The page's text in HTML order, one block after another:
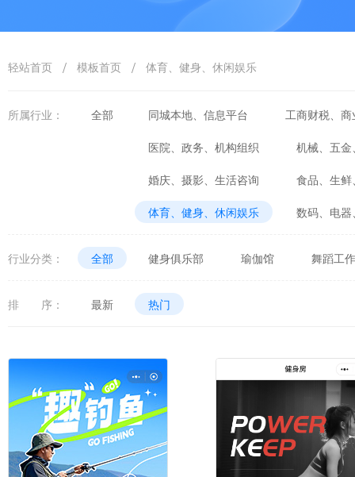
轻站首页 / 模板首页 / 体育、健身、休闲娱乐
所属行业： 全部 同城本地、信息平台 工商财税、
医院、政务、机构组织 机械、五
婚庆、摄影、生活咨询 食品、生
体育、健身、休闲娱乐 数码、电
行业分类： 全部 健身俱乐部 瑜伽馆 舞蹈工
排 序： 最新 热门